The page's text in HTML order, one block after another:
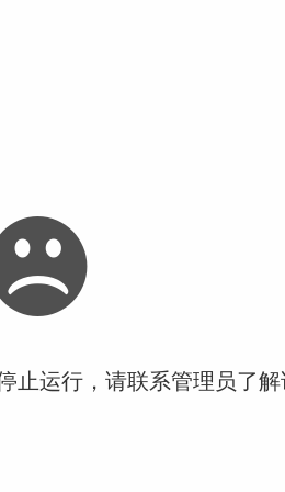
止运行，请联系管理员了